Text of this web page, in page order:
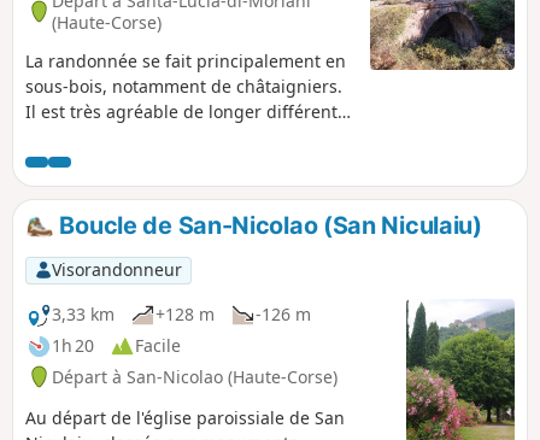
(Haute-Corse)
La randonnée se fait principalement en
sous-bois, notamment de châtaigniers.
Il est très agréable de longer différents
Canapajo, après le Pont de l'Enfer. Des
ruines d'un ancien moulin sont
également visibles. Le parcours passe
aussi par le hameau de Serrale.
Boucle de San-Nicolao (San Niculaiu)
Visorandonneur
3,33 km
+128 m
-126 m
1h 20
Facile
Départ à San-Nicolao (Haute-Corse)
Au départ de l'église paroissiale de San